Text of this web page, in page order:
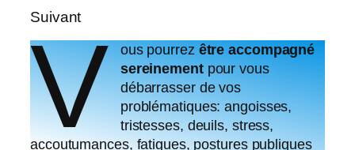
Suivant
V ous pourrez être accompagné
sereinementpour vous
débarrasser de vos
problématiques: angoisses,
tristesses, deuils, stress,
accoutumances, fatigues, postures publiques